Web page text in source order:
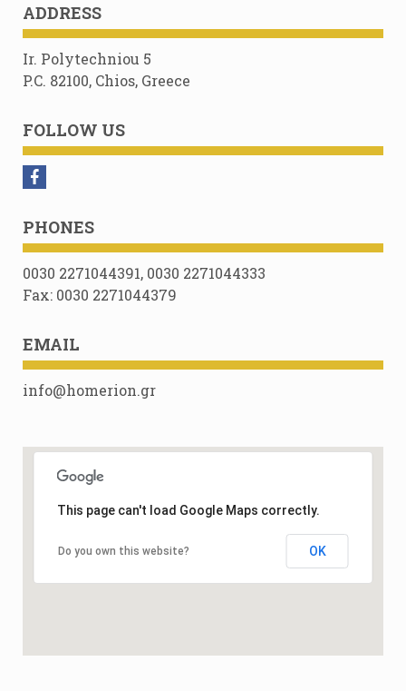
ADDRESS
Ir. Polytechniou 5
P.C. 82100, Chios, Greece
FOLLOW US
PHONES
0030 2271044391, 0030 2271044333
Fax: 0030 2271044379
EMAIL
info@homerion.gr
This page can't load Google Maps correctly.
Do you own this website? OK